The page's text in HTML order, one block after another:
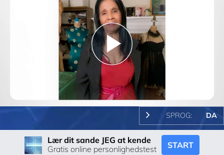
Play
Video
SPROG: DA
Lær dit sande JEG at kende
Gratis online personlighedstest
START